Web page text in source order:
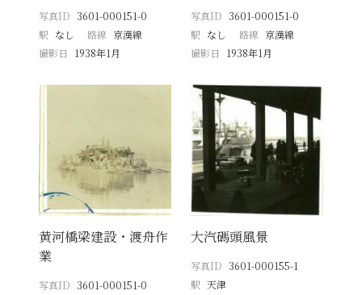
写真ID 3601-000151-0
駅 なし 路線 京漢線
撮影日
1938年1月
写真ID 3601-000151-0
駅 なし 路線 京漢線
撮影日
1938年1月
黄河橋梁建設・渡舟作
業
写真ID 3601-000151-0
大汽碼頭風景
写真ID 3601-000155-1
駅 天津